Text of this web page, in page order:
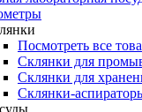
Посмотреть все
Склянки для
Склянки для
Склянки-